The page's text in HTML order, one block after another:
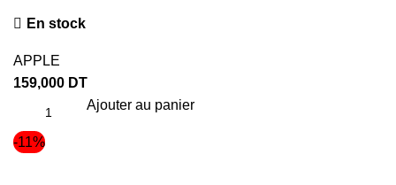
En stock
APPLE
159,000 DT
Ajouter au panier
-11%